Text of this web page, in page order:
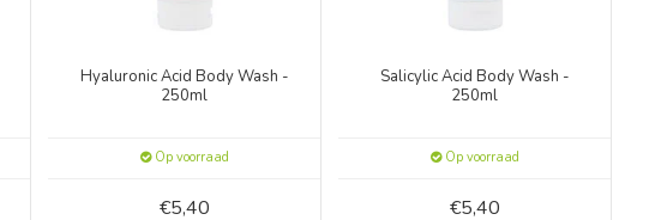
Hyaluronic Acid Body Wash -
250ml
Op voorraad
€5,40
Salicylic Acid Body Wash -
250ml
Op voorraad
€5,40